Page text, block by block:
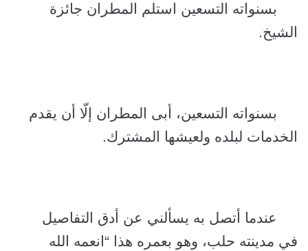
بسنواته التسعين استلم المطران جائزة
الشيخ.
بسنواته التسعين، أبى المطران إلّا أن يقدم
الخدمات لبلده ولعيشها المشترك.
عندما أتصل به يسألني عن أدق التفاصيل
في مدينته حلب، وهو بعمره هذا “انعمه الله